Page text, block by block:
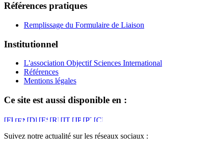
Références pratiques
Remplissage du Formulaire de Liaison
Institutionnel
L'association Objectif Sciences International
Références
Mentions légales
Ce site est aussi disponible en :
Suivez notre actualité sur les réseaux sociaux :